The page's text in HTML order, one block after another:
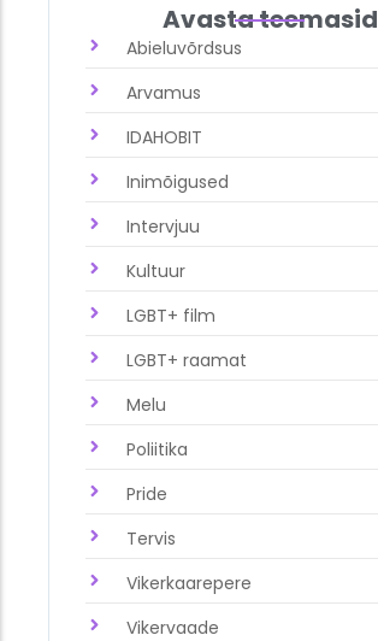
Avasta teemasid
Abieluvõrdsus
Arvamus
IDAHOBIT
Inimõigused
Intervjuu
Kultuur
LGBT+ film
LGBT+ raamat
Melu
Poliitika
Pride
Tervis
Vikerkaarepere
Vikervaade